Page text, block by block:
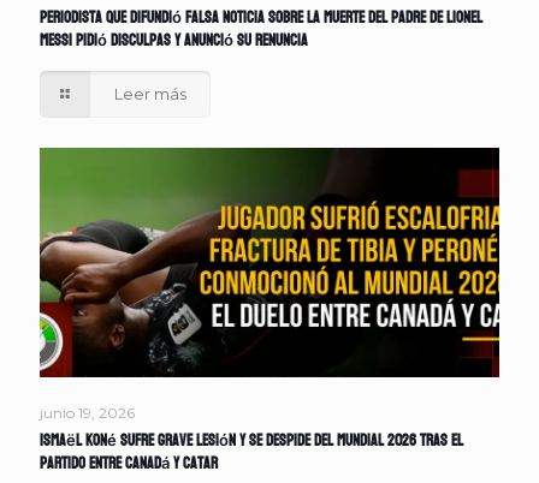
Periodista que difundió falsa noticia sobre la muerte del padre de Lionel
Messi pidió disculpas y anunció su renuncia
Leer más
junio 19, 2026
Ismaël Koné sufre grave lesión y se despide del Mundial 2026 tras el
partido entre Canadá y Catar